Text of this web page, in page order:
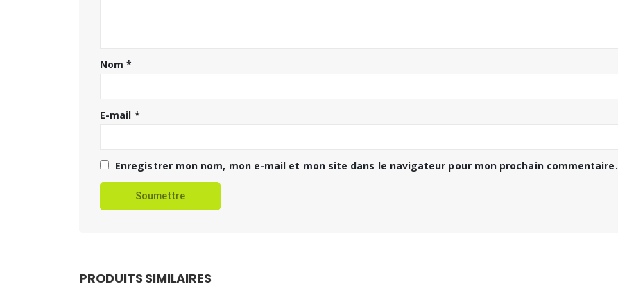
Nom*
E-mail *
Enregistrer mon nom, mon e-mail et mon site dans le navigateur pour mon prochain commentaire.
PRODUITS SIMILAIRES